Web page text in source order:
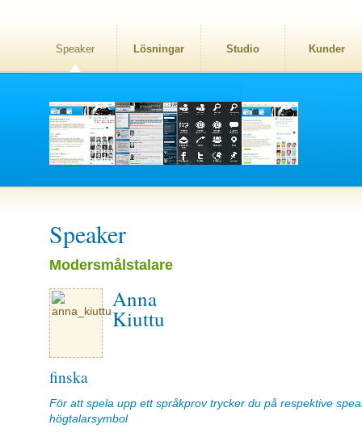
Speaker Lösningar Studio Kunder
Speaker
Modersmålstalare
Anna
Kiuttu
finska
För att spela upp ett språkprov trycker du på respektive
högtalarsymbol